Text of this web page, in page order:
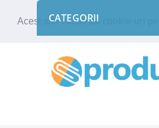
Acest site foloseste cookie-uri
CATEGORII